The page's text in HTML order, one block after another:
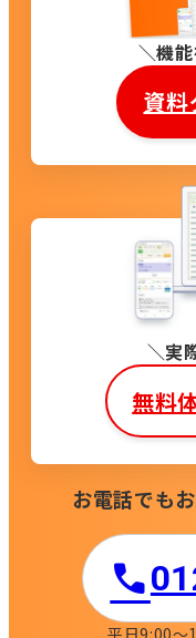
実
無料
機
資料
お電話でも